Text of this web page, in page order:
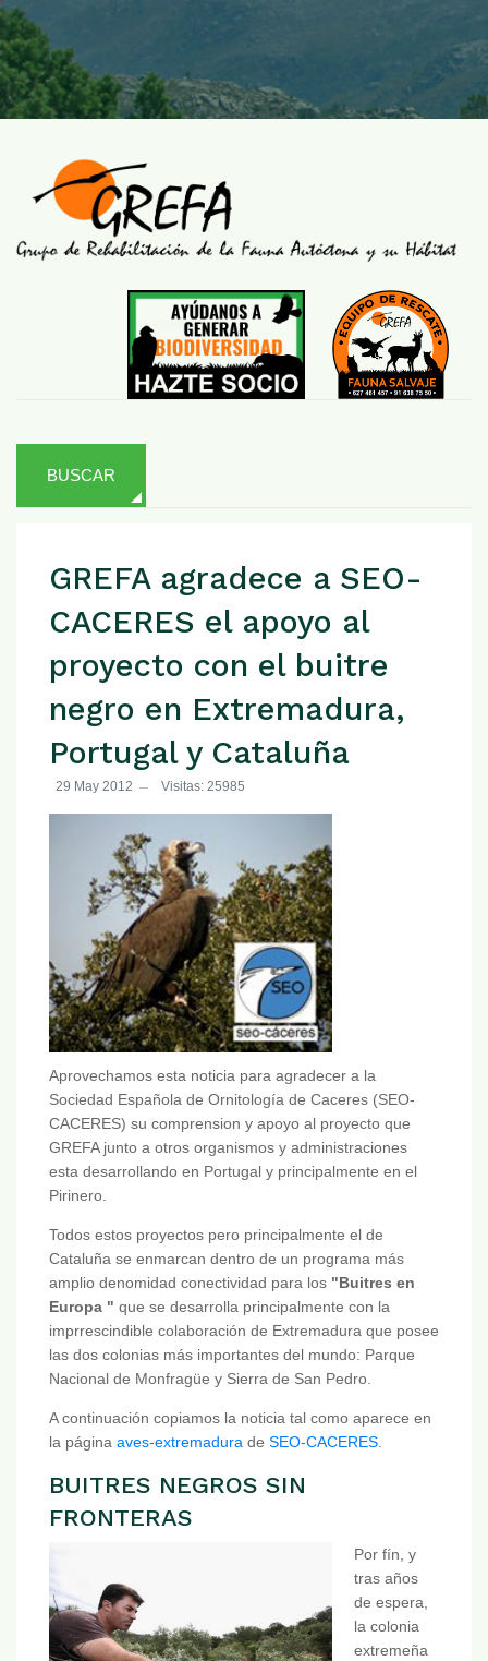
BUSCAR
GREFA agradece a SEO-
CACERES el apoyo al
proyecto con el buitre
negro en Extremadura,
Portugal y Cataluña
29 May 2012 Visitas: 25985
Aprovechamos esta noticia para agradecer a la
Sociedad Española de Ornitología de Caceres (SEO-
CACERES) su comprension y apoyo al proyecto que
GREFA junto a otros organismos y administraciones
esta desarrollando en Portugal y principalmente en el
Pirinero.
Todos estos proyectos pero principalmente el de
Cataluña se enmarcan dentro de un programa más
amplio denomidad conectividad para los "Buitres en
Europa " que se desarrolla principalmente con la
imprrescindible colaboración de Extremadura que posee
las dos colonias más importantes del mundo: Parque
Nacional de Monfragüe y Sierra de San Pedro.
A continuación copiamos la noticia tal como aparece en
la página aves-extremadura de SEO-CACERES
BUITRES NEGROS SIN
FRONTERAS
Por fín, y
tras años
de espera,
la colonia
extremeña